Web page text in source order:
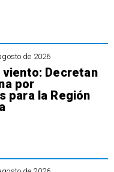
de 2026
viento: Decretan
por
para la Región